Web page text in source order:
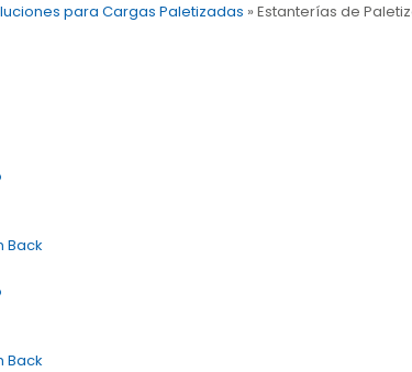
para Cargas Paletizadas » Estanterías de
Back
Back